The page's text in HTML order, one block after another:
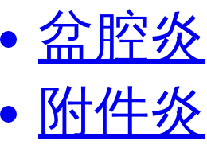
盆腔炎
附件炎